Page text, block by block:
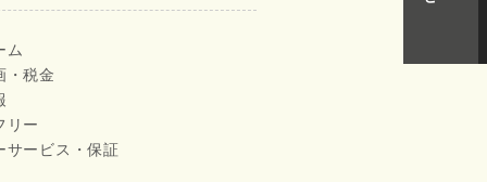
ム
・税金
リー
サービス・保証